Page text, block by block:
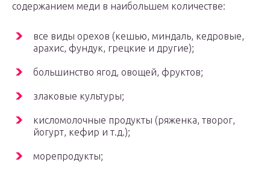
содержанием меди в наибольшем количестве:
все виды орехов (кешью, миндаль, кедровые,
арахис, фундук, грецкие и другие);
большинство ягод, овощей, фруктов;
злаковые культуры;
кисломолочные продукты (ряженка, творог,
йогурт, кефир и т.д.);
морепродукты;